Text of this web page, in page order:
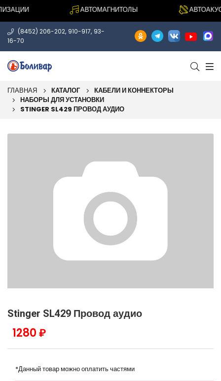
АВТОМАГНИТОЛЫ
(8452) 206-202, 910-917, 93-
16-70
ГЛАВНАЯ КАТАЛОГ
КАБЕЛИ И КОННЕКТОРЫ
НАБОРЫ ДЛЯ УСТАНОВКИ
STINGER SL429 ПРОВОД АУДИО
Stinger SL429 Провод аудио
1280 ₽
*Данный товар можно оплатить частями